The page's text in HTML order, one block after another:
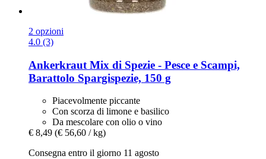
2 opzioni
4.0 (3)
Ankerkraut Mix di Spezie -​ Pesce e Scampi,
Barattolo Spargispezie, 150 g
Piacevolmente piccante
Con scorza di limone e basilico
Da mescolare con olio o vino
€ 8,49 (€ 56,60 / kg)
Consegna entro il giorno 11 agosto